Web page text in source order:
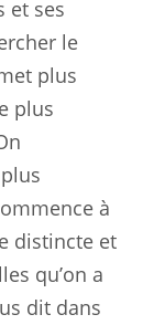
et ses
le
plus
plus
à
distincte et
qu’on a
dit dans